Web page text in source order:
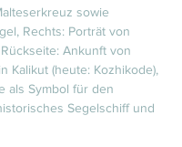
sowie
Rechts: Porträt von
Ankunft von
Kalikut (heute: Kozhikode),
als Symbol für den
Segelschiff und